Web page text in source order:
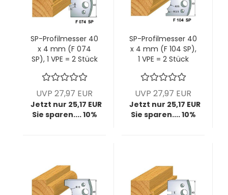
SP-Profilmesser 40
x 4 mm (F 074
SP), 1 VPE = 2 Stück
UVP 27,97 EUR
Jetzt nur 25,17 EUR
Sie sparen.... 10%
SP-Profilmesser 40
x 4 mm (F 104 SP),
1 VPE = 2 Stück
UVP 27,97 EUR
Jetzt nur 25,17 EUR
Sie sparen.... 10%